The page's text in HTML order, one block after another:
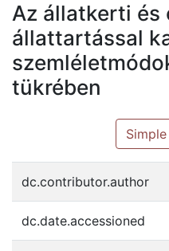
Statistics
Az állatkerti és
állattartással
tükrében
dc.contributor.author
dc.date.accessioned